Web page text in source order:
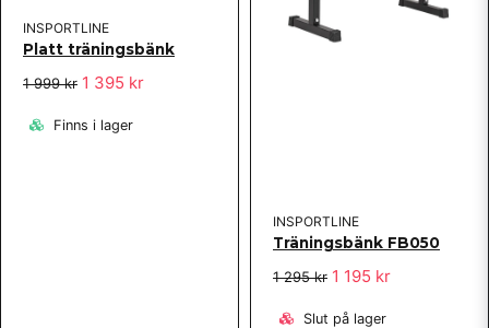
INSPORTLINE
Platt träningsbänk
1 999 kr 1 395 kr
Finns i lager
INSPORTLINE
Träningsbänk FB050
1 295 kr 1 195 kr
Slut på lager